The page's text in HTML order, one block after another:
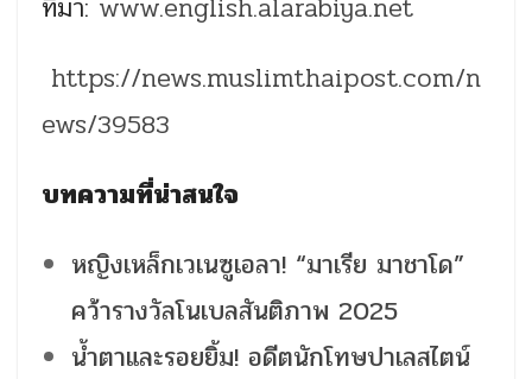
https://news.muslimthaipost.com/n
ews/39583
บทความที่น่าสนใจ
หญิงเหล็กเวเนซูเอลา! “มาเรีย มาชาโด”
คว้ารางวัลโนเบลสันติภาพ 2025
น้ำตาและรอยยิ้ม! อดีตนักโทษปาเลสไตน์